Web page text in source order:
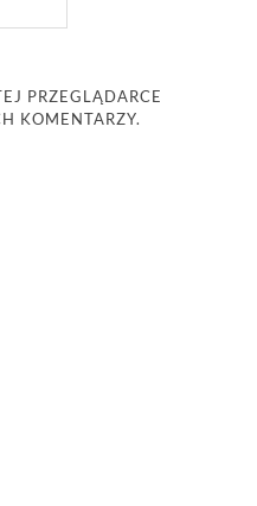
PRZEGLĄDARCE
KOMENTARZY.